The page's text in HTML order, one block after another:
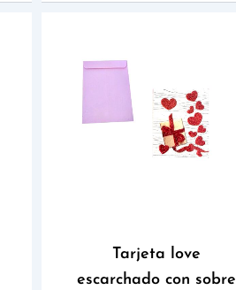
Tarjeta love
escarchado con sobre